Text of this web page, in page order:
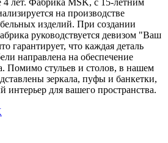
на производстве
изделий. При создании
руководствуется девизом "Ваш
гарантирует, что каждая деталь
направлена на обеспечение
Помимо стульев и столов, в нашем
зеркала, пуфы и банкетки,
интерьер для вашего пространства.